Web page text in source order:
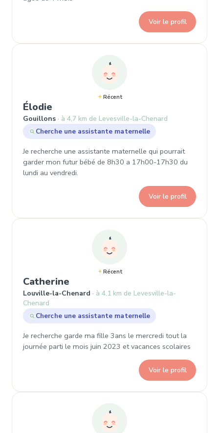
Voir le profil
Récent
Élodie
Gouillons
à 4,7 km de Levesville-la-Chenard
Cherche une assistante maternelle
Je recherche une assistante maternelle qui pourrait
garder mon futur bébé de 8h30 a 17h00-17h30 du
lundi au vendredi.
Voir le profil
Récent
Catherine
Louville-la-Chenard
à 4,1 km de Levesville-la-
Chenard
Cherche une assistante maternelle
Je recherche garde ma fille 3ans le mercredi tout la
journée parti le mois juin 2023 et vacances scolaires
Voir le profil